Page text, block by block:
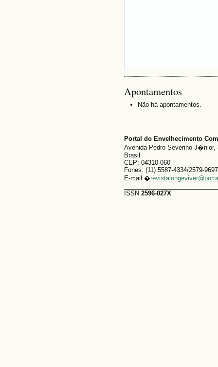
Apontamentos
Não há apontamentos.
Portal do Envelhecimento
Avenida Pedro Severino
Brasil.
CEP: 04310-060
Fones: (11) 5587-4334/2579-9697
E-mail:�
ISSN 2596-027X